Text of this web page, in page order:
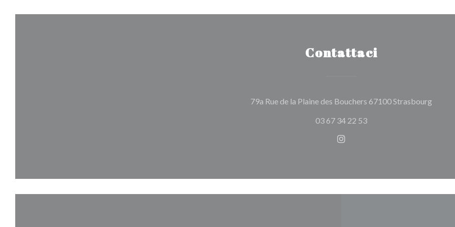
Contattaci
79a Rue de la Plaine des Bouchers 67100 Strasbourg((apre
03 67 34 22 53
Instagram ((apre una nuova